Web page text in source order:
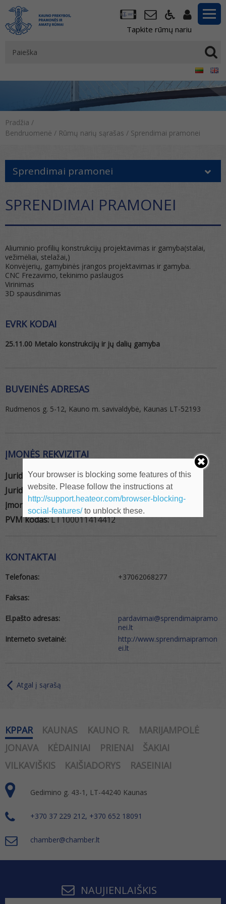
Tapkite rūmų nariu
Pradžia /
Bendruomenė / Rūmų narių sąrašas / Sprendimai pramonei
Sprendimai pramonei
SPRENDIMAI PRAMONEI
Aliuminio profilių konstrukcijų projektavimas ir gamyba(stalai,
vežimėliai, stelažai,)
Konvėjerių, gamybinės įrangos projektavimas ir gamyba.
CNC Frezavimo, tekinimo paslaugos
Virinimas
3D spausdinimas
EVRK KODAI
25.11.00 Metalo konstrukcijų ir jų dalių gamyba
BUVEINĖS ADRESAS
Rudmenos g. 5-12, Kauno m. savivaldybė, Kaunas LT-52193
ĮMONĖS REKVIZITAI
Juridinio asmens pavadinimas:Sprendimai pramonei
Juridinio asmens tipas:MB
Įmonės kodas:304712368
PVM kodas:LT100011414412
KONTAKTAI
Telefonas:
Faksas:
El.pašto adresas:
Interneto svetainė:
+37062068277
pardavimai@sprendimaipramo
nei.lt
http://www.sprendimaipramon
ei.lt
Atgal į sąrašą
KPPAR KAUNAS KAUNO R.
MARIJAMPOLĖ
JONAVA
KĖDAINIAI PRIENAI
ŠAKIAI
VILKAVIŠKIS
KAIŠIADORYS RASEINIAI
Gedimino g. 43-1, LT-44240 Kaunas
+370 37 229 212, +370 652 18091
chamber@chamber.lt
NAUJIENLAIŠKIS
Your browser is blocking some features of this
website. Please follow the instructions at
http://support.heateor.com/browser-blocking-
social-features/to unblock these.